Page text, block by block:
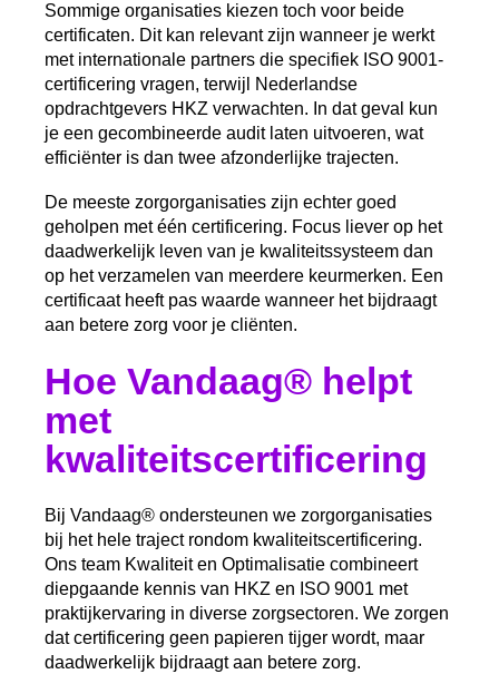
Sommige organisaties kiezen toch voor beide
certificaten. Dit kan relevant zijn wanneer je werkt
met internationale partners die specifiek ISO 9001-
certificering vragen, terwijl Nederlandse
opdrachtgevers HKZ verwachten. In dat geval kun
je een gecombineerde audit laten uitvoeren, wat
efficiënter is dan twee afzonderlijke trajecten.
De meeste zorgorganisaties zijn echter goed
geholpen met één certificering. Focus liever op het
daadwerkelijk leven van je kwaliteitssysteem dan
op het verzamelen van meerdere keurmerken. Een
certificaat heeft pas waarde wanneer het bijdraagt
aan betere zorg voor je cliënten.
Hoe Vandaag® helpt
met
kwaliteitscertificering
Bij Vandaag® ondersteunen we zorgorganisaties
bij het hele traject rondom kwaliteitscertificering.
Ons team Kwaliteit en Optimalisatie combineert
diepgaande kennis van HKZ en ISO 9001 met
praktijkervaring in diverse zorgsectoren. We zorgen
dat certificering geen papieren tijger wordt, maar
daadwerkelijk bijdraagt aan betere zorg.